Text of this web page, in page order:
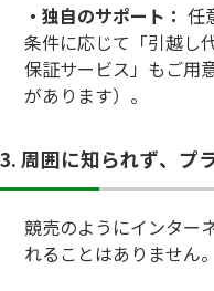
・独自のサポート：任
条件に応じて「引越し
保証サービス」もご用
があります）。
3. 周囲に知られず、プ
競売のようにインター
れることはありません。